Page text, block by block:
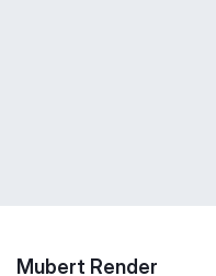
Mubert Render